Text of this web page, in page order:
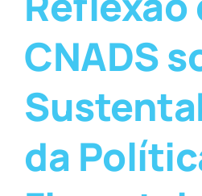
CNADS
da